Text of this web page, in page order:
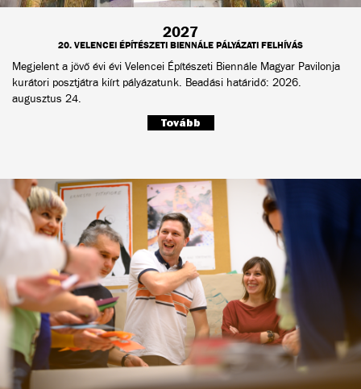
2027
20. VELENCEI ÉPÍTÉSZETI BIENNÁLE PÁLYÁZATI FELHÍVÁS
Megjelent a jövő évi évi Velencei Építészeti Biennále Magyar Pavilonja
kurátori posztjátra kiírt pályázatunk. Beadási határidő: 2026.
augusztus 24.
Tovább